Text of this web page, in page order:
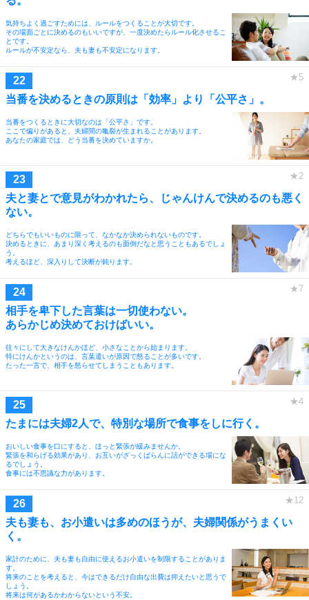
気持ちよく過ごすためには、ルールをつくることが大切です。
その場面ごとに決めるのもいいですが、一度決めたらルール化させるこ
とです。
ルールが不安定なら、夫も妻も不安定になります。
当番を決めるときの原則は「効率」より「公平さ」。
当番をつくるときに大切なのは「公平さ」です。
ここで偏りがあると、夫婦間の亀裂が生まれることがあります。
あなたの家庭では、どう当番を決めていますか。
夫と妻とで意見がわかれたら、じゃんけんで決めるのも悪く
ない。
どちらでもいいものに限って、なかなか決められないものです。
決めるときに、あまり深く考えるのも面倒だなと思うこともあるでしょ
う。
考えるほど、深入りして決断が鈍ります。
相手を卑下した言葉は一切使わない。
あらかじめ決めておけばいい。
往々にして大きなけんかほど、小さなことから始まります。
特にけんかというのは、言葉遣いが原因で怒ることが多いです。
たった一言で、相手を怒らせてしまうこともあります。
たまには夫婦2人で、特別な場所で食事をしに行く。
おいしい食事を口にすると、ほっと緊張が緩みませんか。
緊張を和らげる効果があり、お互いがざっくばらんに話ができる場にな
るでしょう。
食事には不思議な力があります。
夫も妻も、お小遣いは多めのほうが、夫婦関係がうまくい
く。
家計のために、夫も妻も自由に使えるお小遣いを制限することがありま
す。
将来のことを考えると、今はできるだけ自由な出費は抑えたいと思うで
しょう。
将来は何があるかわからないという不安。